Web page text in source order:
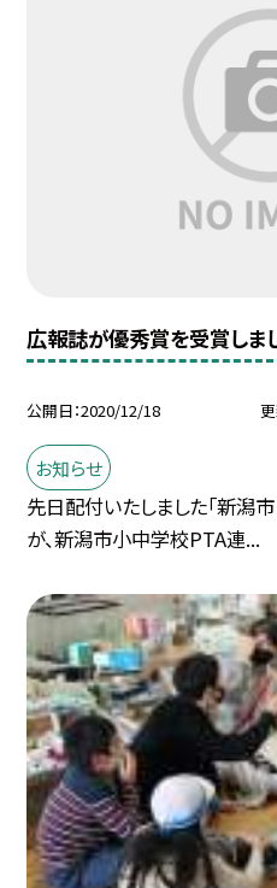
広報誌が優秀賞を受賞しま
公開日 2020/12/18
お知らせ
先日配付いたしました「新潟
が、新潟市小中学校PTA連...